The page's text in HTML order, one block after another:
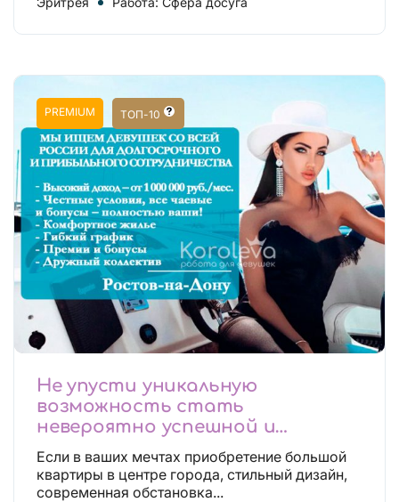
PREMIUM ТОП-10
Не упусти уникальную
возможность стать
невероятно успешной и
независимой!
Если в ваших мечтах приобретение большой
квартиры в центре города, стильный дизайн,
современная обстановка...